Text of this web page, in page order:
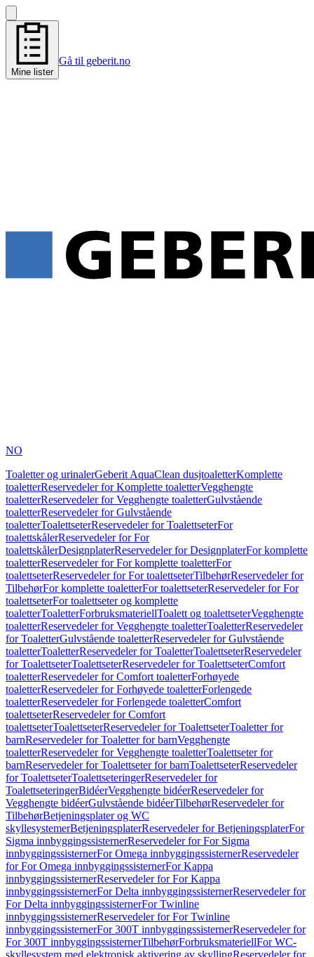
Mine lister
Gå til geberit.no
NO
Toaletter og urinalerGeberit AquaClean dusjtoaletterKomplette
toaletterReservedeler for Komplette toaletterVegghengte
toaletterReservedeler for Vegghengte toaletterGulvstående
toaletterReservedeler for Gulvstående
toaletterToalettseterReservedeler for ToalettseterFor
toalettskålerReservedeler for For
toalettskålerDesignplaterReservedeler for DesignplaterFor komplette
toaletterReservedeler for For komplette toaletterFor
toalettseterReservedeler for For toalettseterTilbehørReservedeler for
TilbehørFor komplette toaletterFor toalettseterReservedeler for For
toalettseterFor toalettseter og komplette
toaletterToaletterForbruksmateriellToalett og toalettseterVegghengte
toaletterReservedeler for Vegghengte toaletterToaletterReservedeler
for ToaletterGulvstående toaletterReservedeler for Gulvstående
toaletterToaletterReservedeler for ToaletterToalettseterReservedeler
for ToalettseterToalettseterReservedeler for ToalettseterComfort
toaletterReservedeler for Comfort toaletterForhøyede
toaletterReservedeler for Forhøyede toaletterForlengede
toaletterReservedeler for Forlengede toaletterComfort
toalettseterReservedeler for Comfort
toalettseterToalettseterReservedeler for ToalettseterToaletter for
barnReservedeler for Toaletter for barnVegghengte
toaletterReservedeler for Vegghengte toaletterToalettseter for
barnReservedeler for Toalettseter for barnToalettseterReservedeler
for ToalettseterToalettseteringerReservedeler for
ToalettseteringerBidéerVegghengte bidéerReservedeler for
Vegghengte bidéerGulvstående bidéerTilbehørReservedeler for
TilbehørBetjeningsplater og WC
skyllesystemerBetjeningsplaterReservedeler for BetjeningsplaterFor
Sigma innbyggingssisternerReservedeler for For Sigma
innbyggingssisternerFor Omega innbyggingssisternerReservedeler
for For Omega innbyggingssisternerFor Kappa
innbyggingssisternerReservedeler for For Kappa
innbyggingssisternerFor Delta innbyggingssisternerReservedeler for
For Delta innbyggingssisternerFor Twinline
innbyggingssisternerReservedeler for For Twinline
innbyggingssisternerFor 300T innbyggingssisternerReservedeler for
For 300T innbyggingssisternerTilbehørForbruksmateriellFor WC-
skyllesystem med elektronisk aktivering av skyllingReservedeler for